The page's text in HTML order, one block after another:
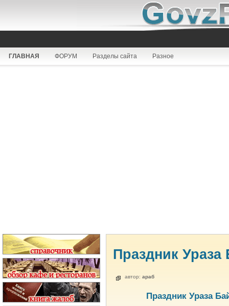
ГЛАВНАЯ ФОРУМ Разделы сайта Разное
Праздник
автор: араб
Праздник Ураза